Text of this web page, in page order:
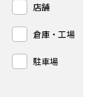
店舗
倉庫・工場
駐車場